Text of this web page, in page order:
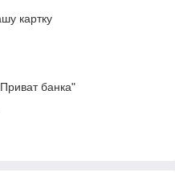
картку
банка"